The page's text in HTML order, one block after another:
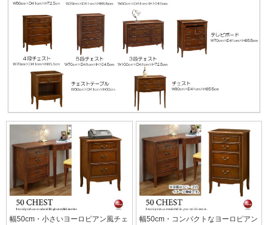
幅50cm・小さいヨーロピアン風チェ
幅50cm・コンパクトなヨーロピアン